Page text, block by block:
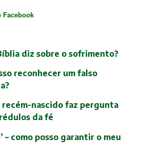
Facebook
diz sobre o sofrimento?
reconhecer um falso
recém-nascido faz pergunta
da fé
– como posso garantir o meu